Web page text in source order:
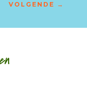
VOLGENDE →